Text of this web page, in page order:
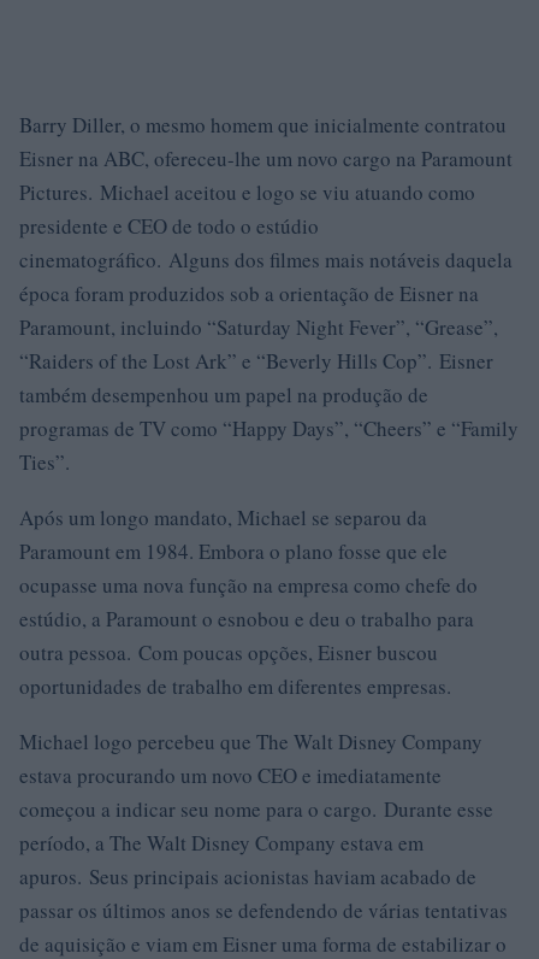
Barry Diller, o mesmo homem que inicialmente contratou
Eisner na ABC, ofereceu-lhe um novo cargo na Paramount
Pictures. Michael aceitou e logo se viu atuando como
presidente e CEO de todo o estúdio
cinematográfico. Alguns dos filmes mais notáveis ​​daquela
época foram produzidos sob a orientação de Eisner na
Paramount, incluindo “Saturday Night Fever”, “Grease”,
“Raiders of the Lost Ark” e “Beverly Hills Cop”. Eisner
também desempenhou um papel na produção de
programas de TV como “Happy Days”, “Cheers” e “Family
Ties”.
Após um longo mandato, Michael se separou da
Paramount em 1984. Embora o plano fosse que ele
ocupasse uma nova função na empresa como chefe do
estúdio, a Paramount o esnobou e deu o trabalho para
outra pessoa. Com poucas opções, Eisner buscou
oportunidades de trabalho em diferentes empresas.
Michael logo percebeu que The Walt Disney Company
estava procurando um novo CEO e imediatamente
começou a indicar seu nome para o cargo. Durante esse
período, a The Walt Disney Company estava em
apuros. Seus principais acionistas haviam acabado de
passar os últimos anos se defendendo de várias tentativas
de aquisição e viam em Eisner uma forma de estabilizar o